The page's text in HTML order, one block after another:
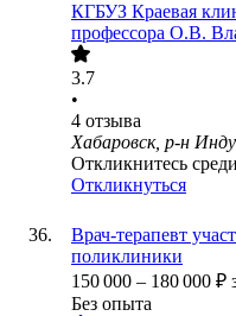
КГБУЗ Краевая
профессора О.В.
3.7
•
4 отзыва
Хабаровск, р-н
Откликнитесь
Откликнуться
Врач-терапевт
поликлиники
150 000 – 180 000 ₽
Без опыта